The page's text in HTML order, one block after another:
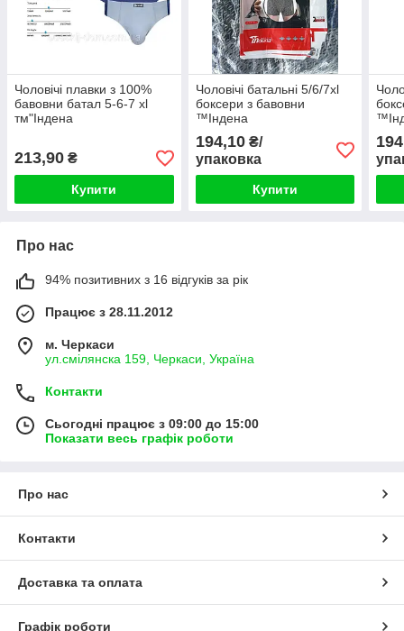
Чоловічі плавки з 100%
бавовни батал 5-6-7 xl
тм"Індена
213,90 ₴
Купити
Чоловічі батальні 5/6/7xl
боксери з бавовни
™Індена
194,10₴/
упаковка
Купити
Про нас
94% позитивних з 16 відгуків за рік
Працює з 28.11.2012
м. Черкаси
ул.смілянска 159, Черкаси, Україна
Контакти
Сьогодні працює з 09:00 до 15:00
Показати весь графік роботи
Про нас
Контакти
Доставка та оплата
Графік роботи